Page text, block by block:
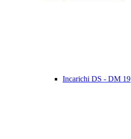
Incarichi DS - DM 19